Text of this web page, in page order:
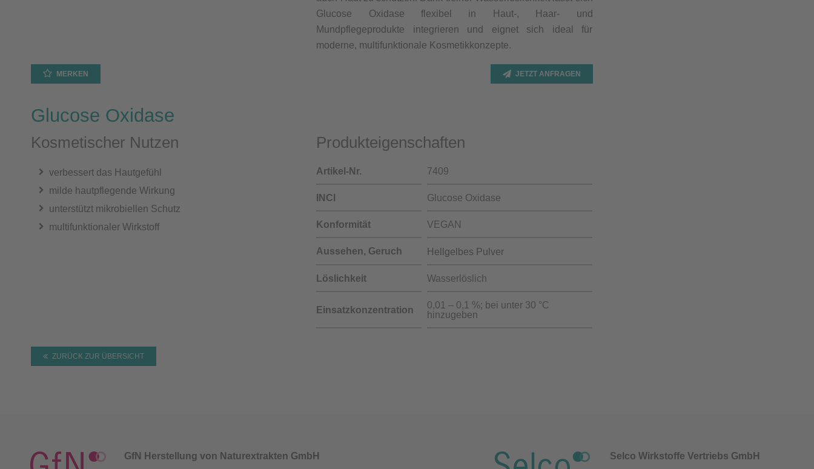
Glucose Oxidase flexibel in Haut-, Haar- und
Mundpflegeprodukte integrieren und eignet sich ideal für
moderne, multifunktionale Kosmetikkonzepte.
MERKEN JETZT ANFRAGEN
Glucose Oxidase
Kosmetischer Nutzen
verbessert das Hautgefühl
milde hautpflegende Wirkung
unterstützt mikrobiellen Schutz
multifunktionaler Wirkstoff
Produkteigenschaften
Artikel-Nr. 7409
INCI Glucose Oxidase
Konformität VEGAN
Aussehen, Geruch Hellgelbes Pulver
Löslichkeit Wasserlöslich
Einsatzkonzentration
0,01 – 0,1 %; bei unter 30 °C
hinzugeben
ZURÜCK ZUR ÜBERSICHT
GfN Herstellung von Naturextrakten GmbH Selco Wirkstoffe Vertriebs GmbH